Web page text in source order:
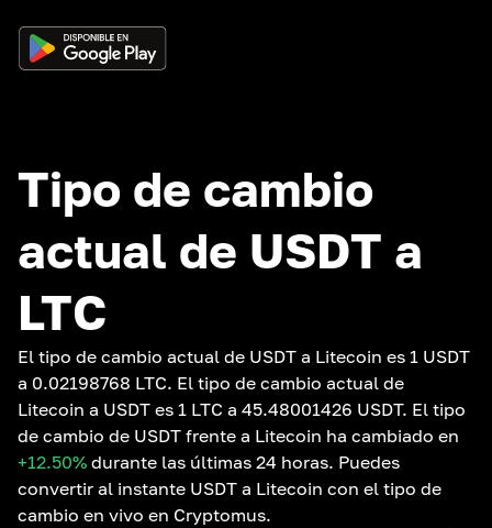
Tipo de cambio
actual de USDT a
LTC
El tipo de cambio actual de USDT a Litecoin es 1 USDT
a 0.02198768 LTC. El tipo de cambio actual de
Litecoin a USDT es 1 LTC a 45.48001426 USDT. El tipo
de cambio de USDT frente a Litecoin ha cambiado en
+12.50% durante las últimas 24 horas. Puedes
convertir al instante USDT a Litecoin con el tipo de
cambio en vivo en Cryptomus.